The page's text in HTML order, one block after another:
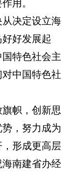
决定设立海
好发展起
特色社会主
中国特色社
帜，创新思
，努力成为
形成更高层
南建省办经